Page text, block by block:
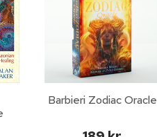
Barbieri Zodiac Oracle